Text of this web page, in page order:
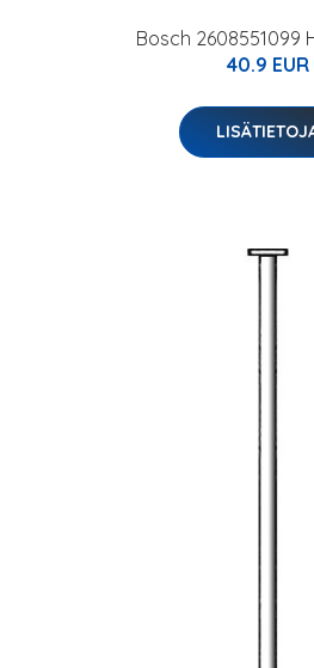
Bosch 2608551099
40.9 EUR